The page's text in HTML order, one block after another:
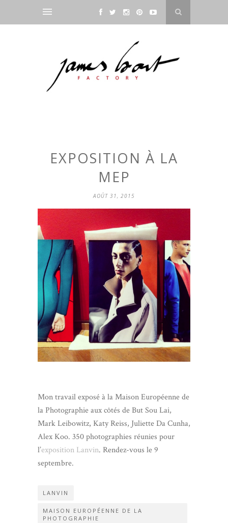
EXPOSITION À LA
MEP
AOÛT 31, 2015
Mon travail exposé à la Maison Européenne de
la Photographie aux côtés de But Sou Lai,
Mark Leibowitz, Katy Reiss, Juliette Da Cunha,
Alex Koo. 350 photographies réunies pour
l’exposition Lanvin. Rendez-vous le 9
septembre.
LANVIN
MAISON EUROPÉENNE DE LA
PHOTOGRAPHIE